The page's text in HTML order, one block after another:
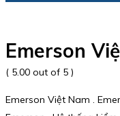
Emerson
( 5.00 out of 5 )
Emerson Việt Nam .